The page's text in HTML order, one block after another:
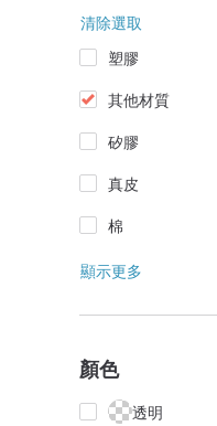
清除選取
塑膠
其他材質
矽膠
真皮
棉
顯示更多
顏色
透明